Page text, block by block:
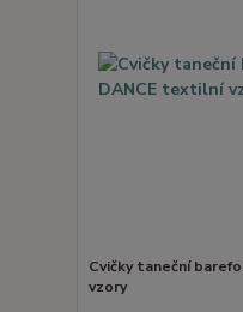
Cvičky taneční
vzory